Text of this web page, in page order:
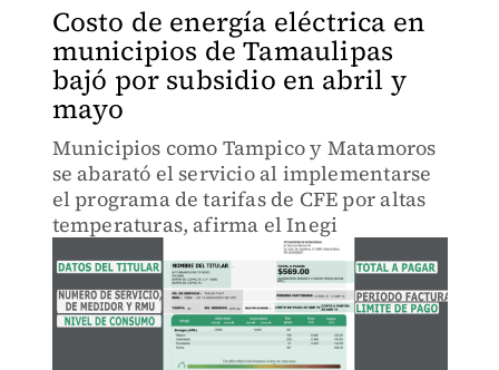
Costo de energía eléctrica en
municipios de Tamaulipas
bajó por subsidio en abril y
mayo
Municipios como Tampico y Matamoros
se abarató el servicio al implementarse
el programa de tarifas de CFE por altas
temperaturas, afirma el Inegi